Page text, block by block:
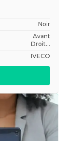
Noir
Avant
Droit...
IVECO